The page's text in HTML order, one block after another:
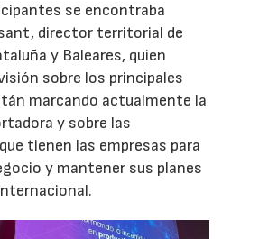
se encontraba
director territorial de
y Baleares, quien
sobre los principales
marcando actualmente la
y sobre las
tienen las empresas para
y mantener sus planes